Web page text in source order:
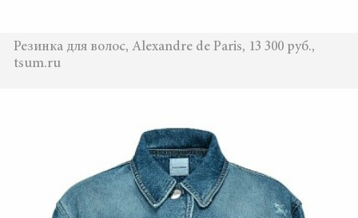
Резинка для волос, Alexandre de Paris, 13 300 руб.,
tsum.ru